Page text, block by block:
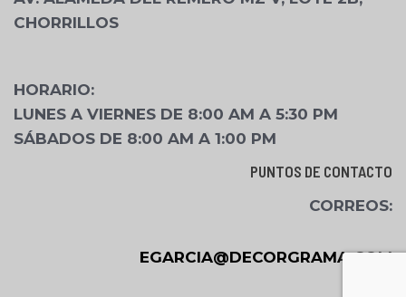
CHORRILLOS
HORARIO:
LUNES A VIERNES DE 8:00 AM A 5:30 PM
SÁBADOS DE 8:00 AM A 1:00 PM
PUNTOS DE CONTACTO
CORREOS:
EGARCIA@DECORGRAMA.COM